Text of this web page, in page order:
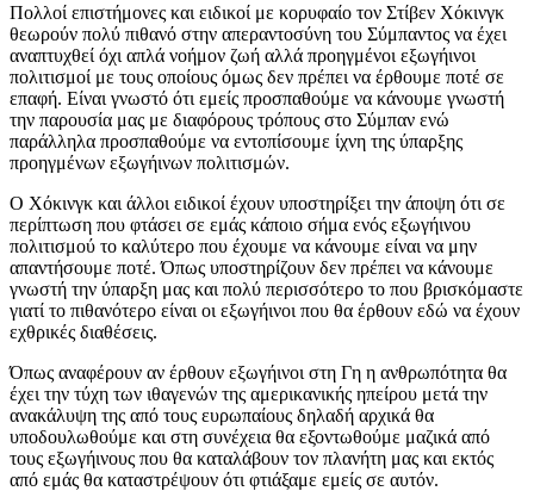
Πολλοί επιστήμονες και ειδικοί με κορυφαίο τον Στίβεν Χόκινγκ
θεωρούν πολύ πιθανό στην απεραντοσύνη του Σύμπαντος να έχει
αναπτυχθεί όχι απλά νοήμον ζωή αλλά προηγμένοι εξωγήινοι
πολιτισμοί με τους οποίους όμως δεν πρέπει να έρθουμε ποτέ σε
επαφή. Είναι γνωστό ότι εμείς προσπαθούμε να κάνουμε γνωστή
την παρουσία μας με διαφόρους τρόπους στο Σύμπαν ενώ
παράλληλα προσπαθούμε να εντοπίσουμε ίχνη της ύπαρξης
προηγμένων εξωγήινων πολιτισμών.
Ο Χόκινγκ και άλλοι ειδικοί έχουν υποστηρίξει την άποψη ότι σε
περίπτωση που φτάσει σε εμάς κάποιο σήμα ενός εξωγήινου
πολιτισμού το καλύτερο που έχουμε να κάνουμε είναι να μην
απαντήσουμε ποτέ. Όπως υποστηρίζουν δεν πρέπει να κάνουμε
γνωστή την ύπαρξη μας και πολύ περισσότερο το που βρισκόμαστε
γιατί το πιθανότερο είναι οι εξωγήινοι που θα έρθουν εδώ να έχουν
εχθρικές διαθέσεις.
Όπως αναφέρουν αν έρθουν εξωγήινοι στη Γη η ανθρωπότητα θα
έχει την τύχη των ιθαγενών της αμερικανικής ηπείρου μετά την
ανακάλυψη της από τους ευρωπαίους δηλαδή αρχικά θα
υποδουλωθούμε και στη συνέχεια θα εξοντωθούμε μαζικά από
τους εξωγήινους που θα καταλάβουν τον πλανήτη μας και εκτός
από εμάς θα καταστρέψουν ότι φτιάξαμε εμείς σε αυτόν.